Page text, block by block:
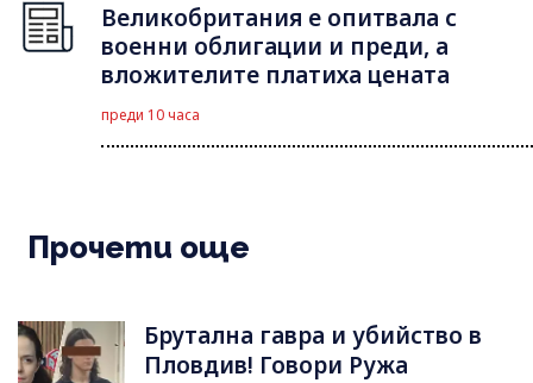
Великобритания е опитвала с
военни облигации и преди, а
вложителите платиха цената
преди 10 часа
Прочети още
Брутална гавра и убийство в
Пловдив! Говори Ружа